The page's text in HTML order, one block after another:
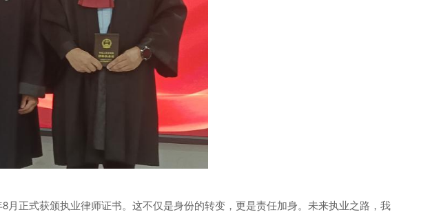
正式获颁执业律师证书。这不仅是身份的转变，更是责任加身。未来执业之路，我